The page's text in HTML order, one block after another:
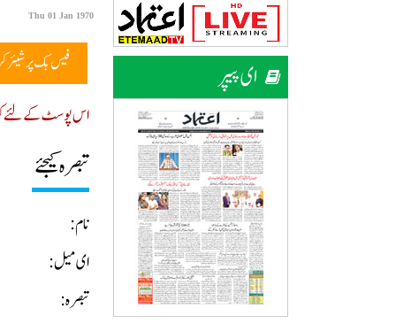
ای پیپر
Thu 01 Jan 1970
فیس بک پر شیئر
اس پوسٹ کے لئے
تبصرہ کیجئے
نام:
ای میل:
تبصرہ: